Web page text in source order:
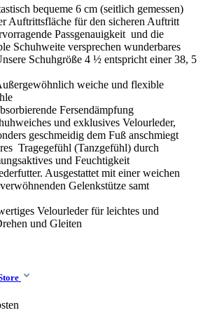
bequeme 6 cm (seitlich gemessen)
Auftrittsfläche für den sicheren Auftritt
Passgenauigkeit und die
Schuhweite versprechen wunderbares
Schuhgröße 4 ½ entspricht einer 38, 5
weiche und flexible
Fersendämpfung
und exklusives Velourleder,
geschmeidig dem Fuß anschmiegt
Tragegefühl (Tanzgefühl) durch
und Feuchtigkeit
Ausgestattet mit einer weichen
Gelenkstütze samt
Velourleder für leichtes und
und Gleiten